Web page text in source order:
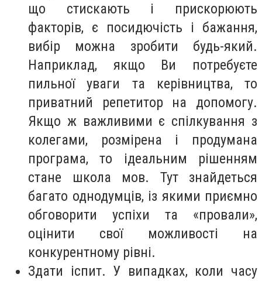
що стискають і прискорюють
факторів, є посидючість і бажання,
вибір можна зробити будь-який.
Наприклад, якщо Ви потребуєте
пильної уваги та керівництва, то
приватний репетитор на допомогу.
Якщо ж важливими є спілкування з
колегами, розмірена і продумана
програма, то ідеальним рішенням
стане школа мов. Тут знайдеться
багато однодумців, із якими приємно
обговорити успіхи та «провали»,
оцінити свої можливості на
конкурентному рівні.
Здати іспит. У випадках, коли часу